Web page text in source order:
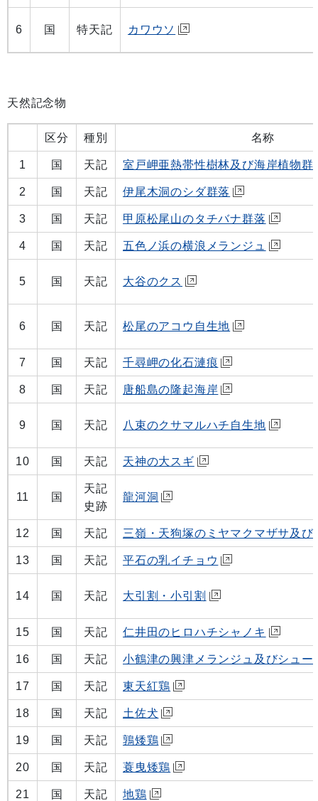
6 国 特天記 カワウソ
天然記念物
区分 種別 名称
1 国 天記 室戸岬亜熱帯性樹林及び海岸植物群
2 国 天記 伊尾木洞のシダ群落
3 国 天記 甲原松尾山のタチバナ群落
4 国 天記 五色ノ浜の横浪メランジュ
5 国 天記 大谷のクス
6 国 天記 松尾のアコウ自生地
7 国 天記 千尋岬の化石漣痕
8 国 天記 唐船島の隆起海岸
9 国 天記 八束のクサマルハチ自生地
10 国 天記 天神の大スギ
11 国
天記
史跡
龍河洞
12 国 天記 三嶺・天狗塚のミヤマクマザサ及び
13 国 天記 平石の乳イチョウ
14 国 天記 大引割・小引割
15 国 天記 仁井田のヒロハチシャノキ
16 国 天記 小鶴津の興津メランジュ及びシュー
17 国 天記 東天紅鶏
18 国 天記 土佐犬
19 国 天記 鶉矮鶏
20 国 天記 蓑曳矮鶏
21 国 天記 地鶏